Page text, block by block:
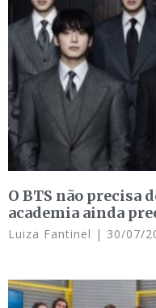
O BTS não precisa
academia ainda
Luiza Fantinel 30/07/